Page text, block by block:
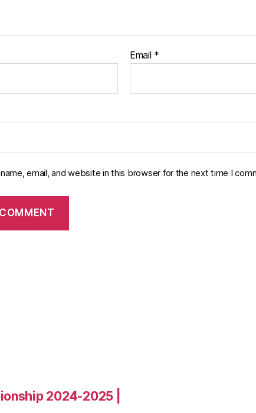
Email *
email, and website in this browser for the next time I
2024-2025 |